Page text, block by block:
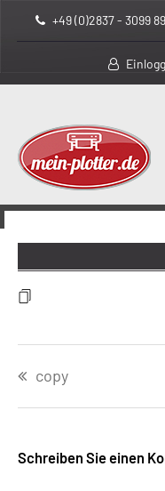
+49 (0)2837 - 3099
>
copy
Schreiben Sie einen